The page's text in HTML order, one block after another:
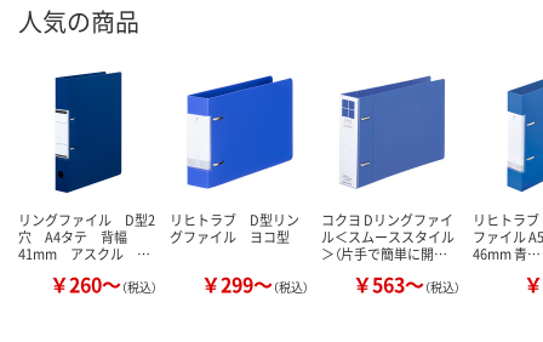
人気の商品
リングファイル D型2
穴 A4タテ 背幅
41mm アスクル …
￥260～（税込）
リヒトラブ D型リン
グファイル ヨコ型
￥299～（税込）
コクヨ Dリングファイ
ル＜スムーススタイル
＞（片手で簡単に開…
￥563～（税込）
リヒトラ
ファイル
46mm 青…